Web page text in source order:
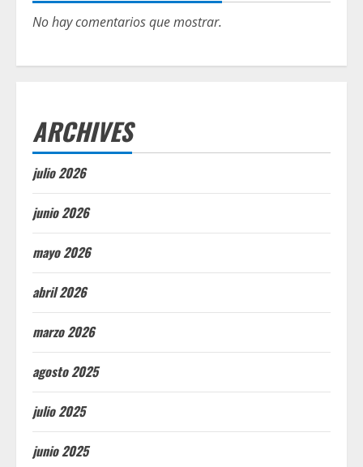
No hay comentarios que mostrar.
ARCHIVES
julio 2026
junio 2026
mayo 2026
abril 2026
marzo 2026
agosto 2025
julio 2025
junio 2025